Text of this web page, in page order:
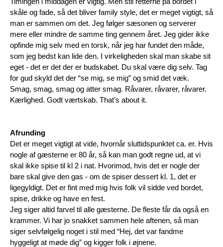
skåle og fade, så det bliver family style, det er meget vigtigt, så
man er sammen om det. Jeg følger sæsonen og serverer
mere eller mindre de samme ting gennem året. Jeg gider ikke
opfinde mig selv med en torsk, når jeg har fundet den måde,
som jeg bedst kan lide den. I virkeligheden skal man skabe sit
eget - det er det der er budskabet. Du skal være dig selv. Tag
for gud skyld det der “se mig, se mig” og smid det væk.
Smag, smag, smag og atter smag. Råvarer, råvarer, råvarer.
Kærlighed. Godt værtskab. That’s about it.
Afrunding
Det er meget vigtigt at vide, hvornår sluttidspunktet ca. er. Hvis
nogle af gæsterne er 80 år, så kan man godt regne ud, at vi
skal ikke spise til kl 2 i nat. Hvorimod, hvis det er nogle der
bare skal give den gas - om de spiser dessert kl. 1, det er
ligegyldigt. Det er fint med mig hvis folk vil sidde ved bordet,
spise, drikke og have en fest.
Jeg siger altid farvel til alle gæsterne. De fleste får da også en
krammer. Vi har jo snakket sammen hele aftenen, så man
siger selvfølgelig noget i stil med “Hej, det var fandme
hyggeligt at møde dig” og kigger folk i øjnene.